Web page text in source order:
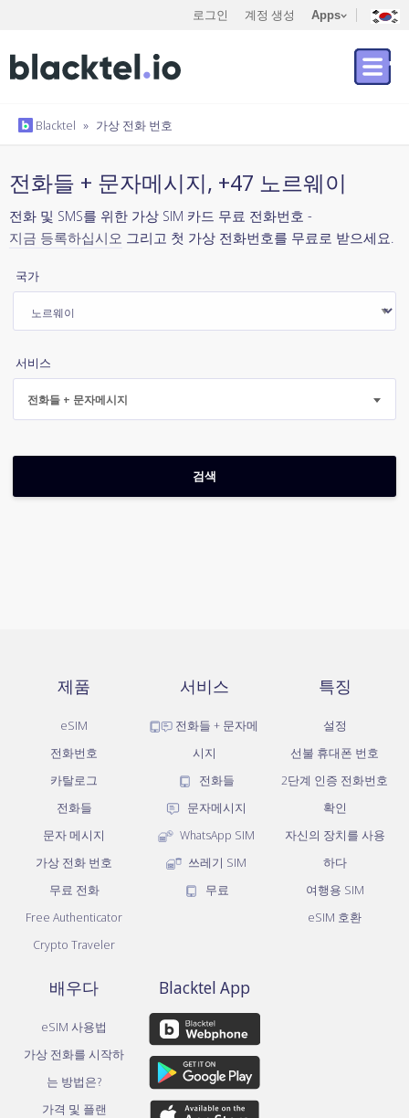
로그인 계정 생성 Apps
Blacktel » 가상 전화 번호
전화들 + 문자메시지, +47 노르웨이
전화 및 SMS를 위한 가상 SIM 카드 무료 전화번호 -
지금 등록하십시오 그리고 첫 가상 전화번호를 무료로 받으세요.
국가
서비스
전화들 + 문자메시지
제품
eSIM
전화번호
카탈로그
전화들
문자 메시지
가상 전화 번호
무료 전화
Free Authenticator
Crypto Traveler
서비스
전화들 + 문자메
시지
전화들
문자메시지
WhatsApp SIM
쓰레기 SIM
무료
특징
설정
선불 휴대폰 번호
2단계 인증 전화번호
확인
자신의 장치를 사용
하다
여행용 SIM
eSIM 호환
배우다
eSIM 사용법
가상 전화를 시작하
는 방법은?
가격 및 플랜
Blacktel App